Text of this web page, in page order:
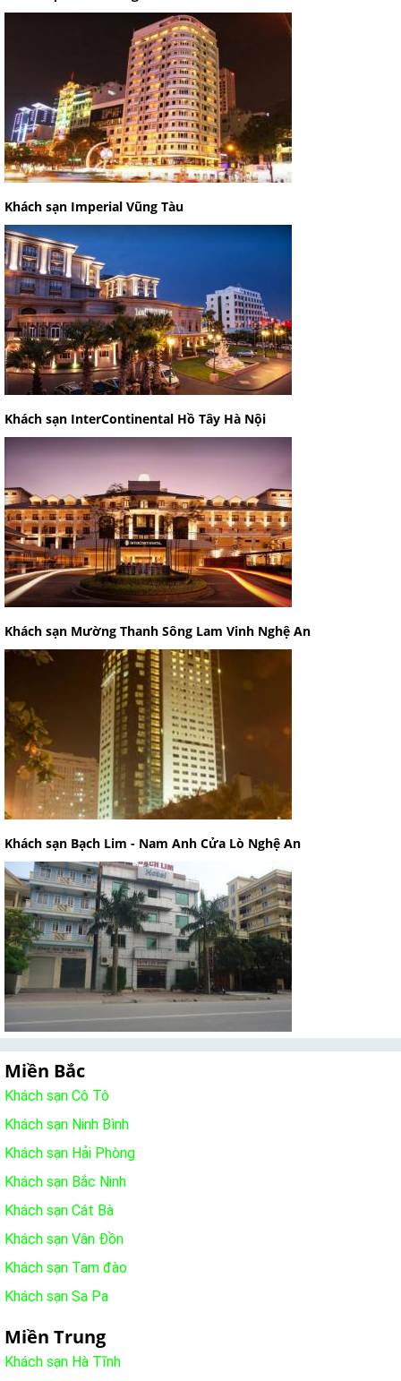
Khách sạn Imperial Vũng Tàu
Khách sạn InterContinental Hồ Tây Hà Nội
Khách sạn Mường Thanh Sông Lam Vinh Nghệ An
Khách sạn Bạch Lim - Nam Anh Cửa Lò Nghệ An
Miền Bắc
Khách sạn Cô Tô
Khách sạn Ninh Bình
Khách sạn Hải Phòng
Khách sạn Bắc Ninh
Khách sạn Cát Bà
Khách sạn Vân Đồn
Khách sạn Tam đào
Khách sạn Sa Pa
Miền Trung
Khách sạn Hà Tĩnh